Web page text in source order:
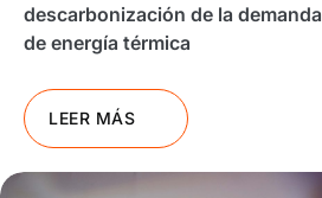
descarbonización de la demanda
de energía térmica
LEER MÁS